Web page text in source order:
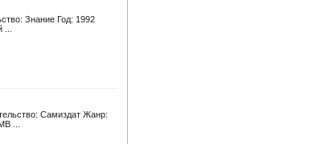
Знание Год: 1992
Самиздат Жанр:
...